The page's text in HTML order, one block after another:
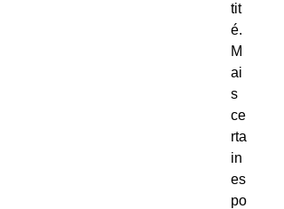
tit
é.
M
ai
s
ce
rta
in
es
po